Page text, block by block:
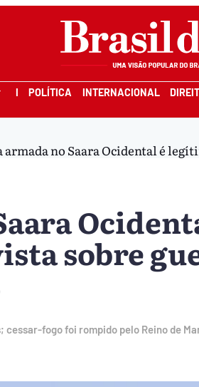
I POLÍTICA INTERNACIONAL
armada no Saara Ocidental é
sobre
fogo foi rompido pelo Reino de